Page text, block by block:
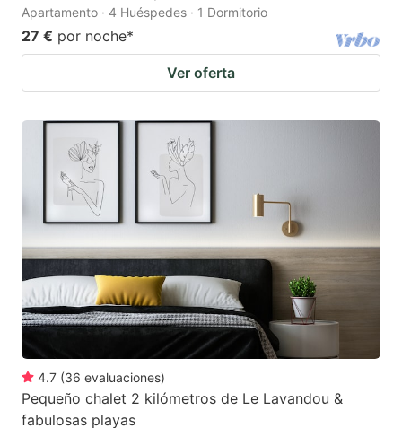
Apartamento · 4 Huéspedes · 1 Dormitorio
27 € por noche*
Ver oferta
4.7 (36 evaluaciones)
Pequeño chalet 2 kilómetros de Le Lavandou &
fabulosas playas